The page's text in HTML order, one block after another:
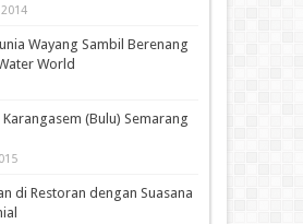
Wayang Sambil Berenang
World
(Bulu) Semarang
di Restoran dengan Suasana